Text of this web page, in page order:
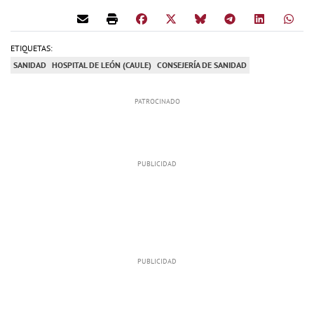
ETIQUETAS:
SANIDAD HOSPITAL DE LEÓN (CAULE) CONSEJERÍA DE SANIDAD